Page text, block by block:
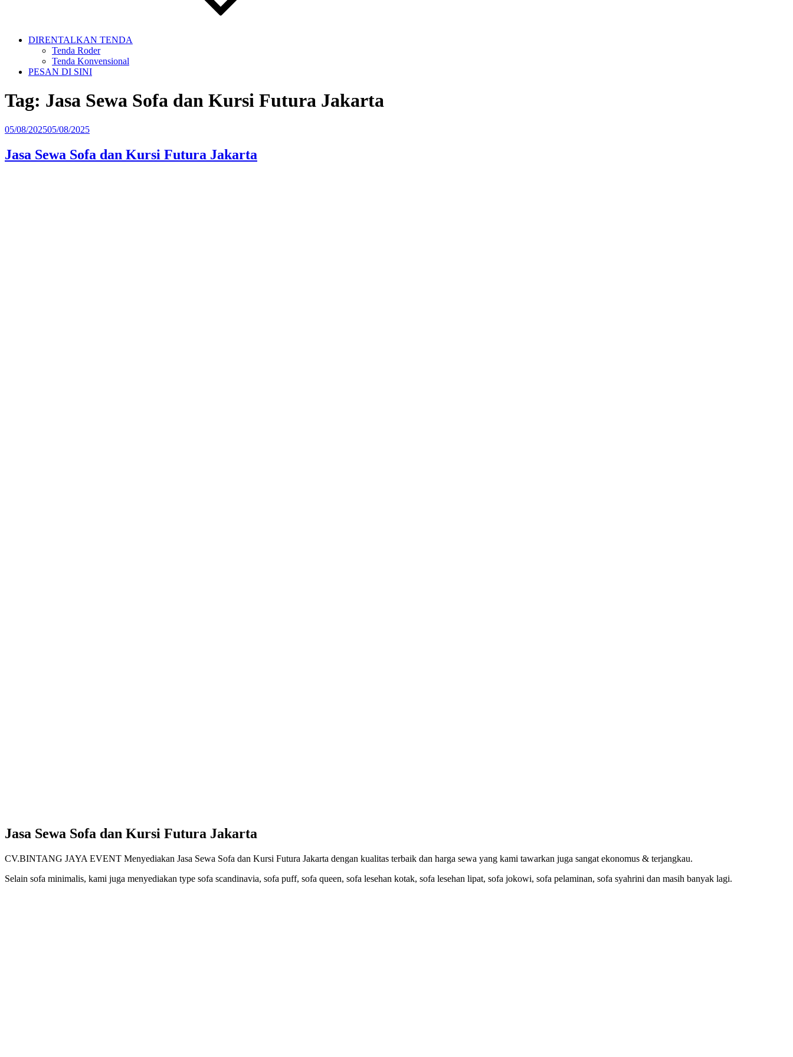
DIRENTALKAN TENDA
Tenda Roder
Tenda Konvensional
PESAN DI SINI
Tag: Jasa Sewa Sofa dan Kursi Futura Jakarta
Diposkan
05/08/202505/08/2025
Jasa Sewa Sofa dan Kursi Futura Jakarta
Jasa Sewa Sofa dan Kursi Futura Jakarta
CV.BINTANG JAYA EVENT Menyediakan Jasa Sewa Sofa dan Kursi Futura Jakarta dengan kualitas terbaik dan harga sewa yang kami tawarkan juga sangat ekonomus & terjangkau.
Selain sofa minimalis, kami juga menyediakan type sofa scandinavia, sofa puff, sofa queen, sofa lesehan kotak, sofa lesehan lipat, sofa jokowi, sofa pelaminan, sofa syahrini dan masih banyak lagi.